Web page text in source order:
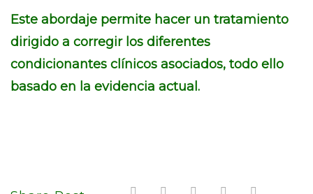
Este abordaje permite hacer un tratamiento
dirigido a corregir los diferentes
condicionantes clínicos asociados, todo ello
basado en la evidencia actual.